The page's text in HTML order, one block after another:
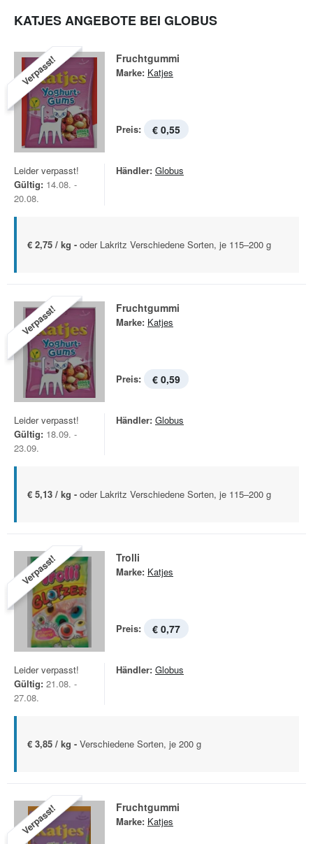
KATJES ANGEBOTE BEI GLOBUS
Verpasst! Fruchtgummi
Marke: Katjes
Preis: € 0,55
Leider verpasst!
Gültig: 14.08. -
20.08.
Händler: Globus
€ 2,75 / kg - oder Lakritz Verschiedene Sorten, je 115–200 g
Verpasst! Fruchtgummi
Marke: Katjes
Preis: € 0,59
Leider verpasst!
Gültig: 18.09. -
23.09.
Händler: Globus
€ 5,13 / kg - oder Lakritz Verschiedene Sorten, je 115–200 g
Verpasst! Trolli
Marke: Katjes
Preis: € 0,77
Leider verpasst!
Gültig: 21.08. -
27.08.
Händler: Globus
€ 3,85 / kg - Verschiedene Sorten, je 200 g
Verpasst! Fruchtgummi
Marke: Katjes